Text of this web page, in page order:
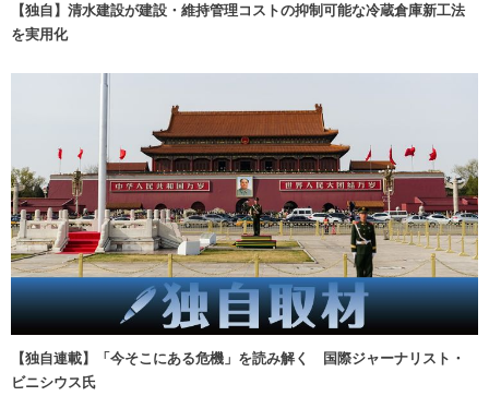
【独自】清水建設が建設・維持管理コストの抑制可能な冷蔵倉庫新工法
を実用化
【独自連載】「今そこにある危機」を読み解く 国際ジャーナリスト・
ビニシウス氏